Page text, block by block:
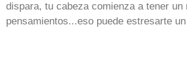
dispara, tu cabeza comienza a tener un
pensamientos...eso puede estresarte